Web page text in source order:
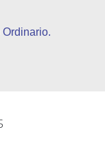
Ordinario.